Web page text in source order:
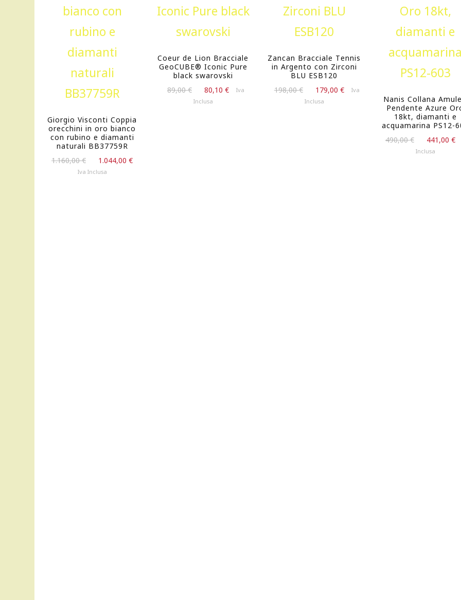
Giorgio Visconti Coppia
orecchini in oro bianco
con rubino e diamanti
naturali BB37759R
1.160,00€
prezzo
1.044,00€
Iva Inclusa
Coeur de Lion Bracciale
GeoCUBE® Iconic Pure
black swarovski
89,00€
prezzo
80,10 €
IlIva
Inclusa
Zancan Bracciale Tennis
in Argento con Zirconi
BLU ESB120
198,00€
prezzo
179,00 €
IlIva
Inclusa
Nanis Collana
Pendente Azure
18kt, diamanti e
acquamarina PS12-
490,00€
prezzo
441,00 €
Inclusa